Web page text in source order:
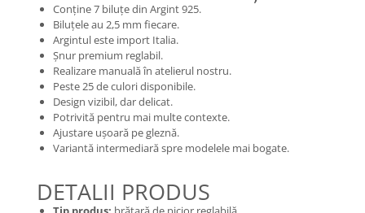
Conține 7 biluțe din Argint 925.
Biluțele au 2,5 mm fiecare.
Argintul este import Italia.
Șnur premium reglabil.
Realizare manuală în atelierul nostru.
Peste 25 de culori disponibile.
Design vizibil, dar delicat.
Potrivită pentru mai multe contexte.
Ajustare ușoară pe gleznă.
Variantă intermediară spre modelele mai bogate.
DETALII PRODUS